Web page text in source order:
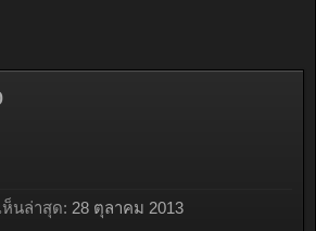
ห็นล่าสุด: 28 ตุลาคม 2013